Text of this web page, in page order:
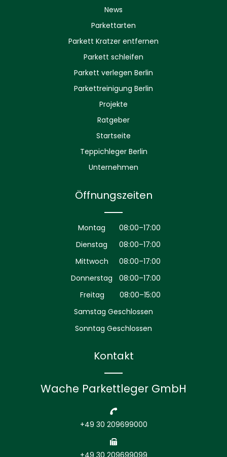
News
Parkettarten
Parkett Kratzer entfernen
Parkett schleifen
Parkett verlegen Berlin
Parkettreinigung Berlin
Projekte
Ratgeber
Startseite
Teppichleger Berlin
Unternehmen
Öffnungszeiten
Montag
08:00–17:00
Dienstag
08:00–17:00
Mittwoch
08:00–17:00
Donnerstag
08:00–17:00
Freitag
08:00–15:00
Samstag Geschlossen
Sonntag Geschlossen
Kontakt
Wache Parkettleger GmbH
+49 30 209699000